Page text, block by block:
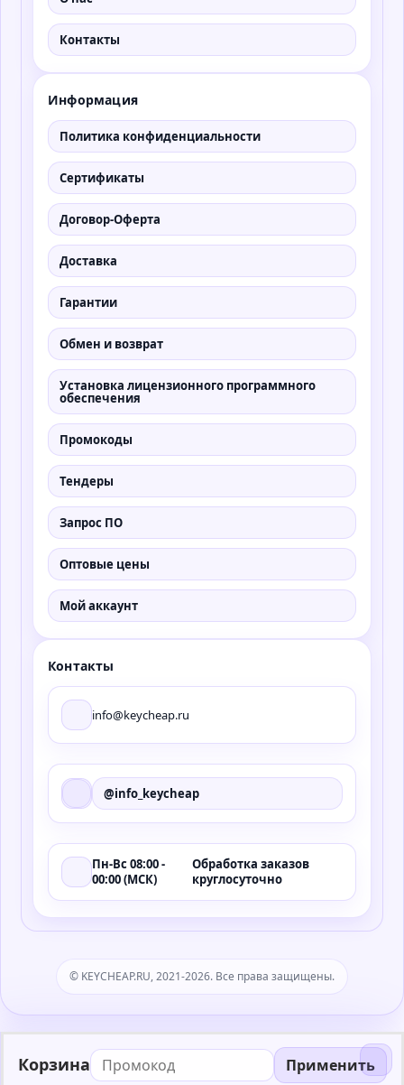
Контакты
Информация
Политика конфиденциальности
Сертификаты
Договор-Оферта
Доставка
Гарантии
Обмен и возврат
Установка лицензионного программного
обеспечения
Промокоды
Тендеры
Запрос ПО
Оптовые цены
Мой аккаунт
Контакты
info@keycheap.ru
@info_keycheap
Пн-Вс 08:00 -
00:00 (МСК)
Обработка заказов
круглосуточно
© KEYCHEAP.RU, 2021-2026. Все права защищены.
Корзина Применить